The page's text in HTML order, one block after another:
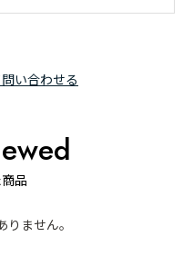
い合わせる
品
ません。